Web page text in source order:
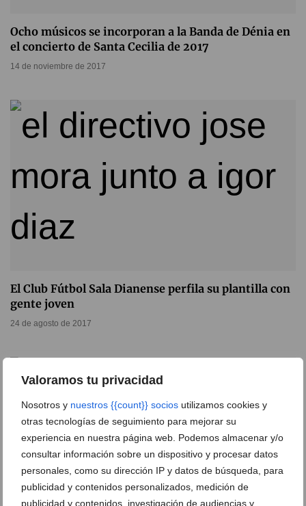
Valoramos tu privacidad
Nosotros y nuestros {{count}} socios utilizamos cookies y
otras tecnologías de seguimiento para mejorar su
experiencia en nuestra página web. Podemos almacenar y/o
consultar información sobre un dispositivo y procesar datos
personales, como su dirección IP y datos de búsqueda, para
publicidad y contenidos personalizados, medición de
publicidad y contenidos, investigación de audiencias y
Ocho músicos se incorporan a la Banda de Dénia en
el concierto de Santa Cecilia de 2017
14 de noviembre de 2017
El Club Fútbol Sala Dianense perfila su plantilla con
gente joven
24 de agosto de 2017